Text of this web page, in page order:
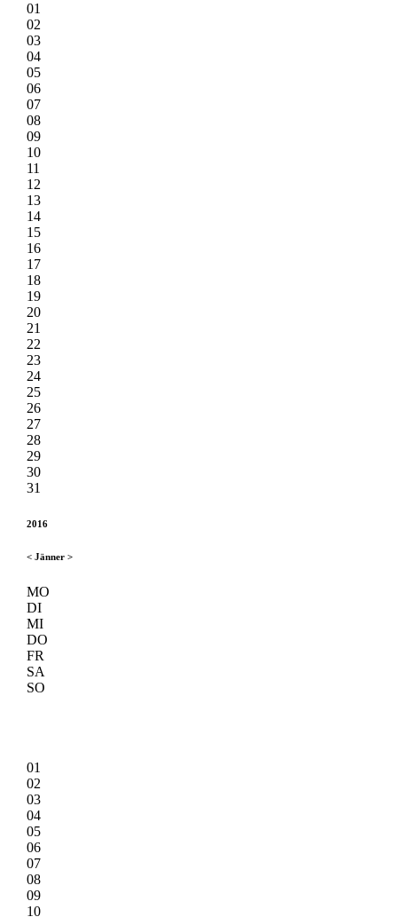
01
02
03
04
05
06
07
08
09
10
11
12
13
14
15
16
17
18
19
20
21
22
23
24
25
26
27
28
29
30
31
2016
< Jänner >
MO
DI
MI
DO
FR
SA
SO
01
02
03
04
05
06
07
08
09
10